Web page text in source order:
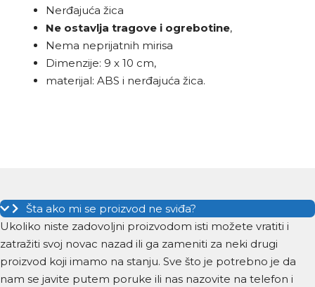
Nerđajuća žica
Ne ostavlja tragove i ogrebotine,
Nema neprijatnih mirisa
Dimenzije: 9 x 10 cm,
materijal: ABS i nerđajuća žica.
Šta ako mi se proizvod ne sviđa?
Ukoliko niste zadovoljni proizvodom isti možete vratiti i
zatražiti svoj novac nazad ili ga zameniti za neki drugi
proizvod koji imamo na stanju. Sve što je potrebno je da
nam se javite putem poruke ili nas nazovite na telefon i